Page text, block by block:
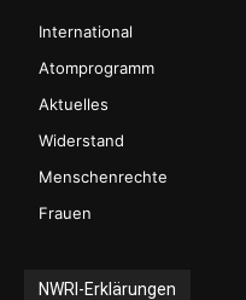
International
Atomprogramm
Aktuelles
Widerstand
Menschenrechte
Frauen
NWRI-Erklärungen